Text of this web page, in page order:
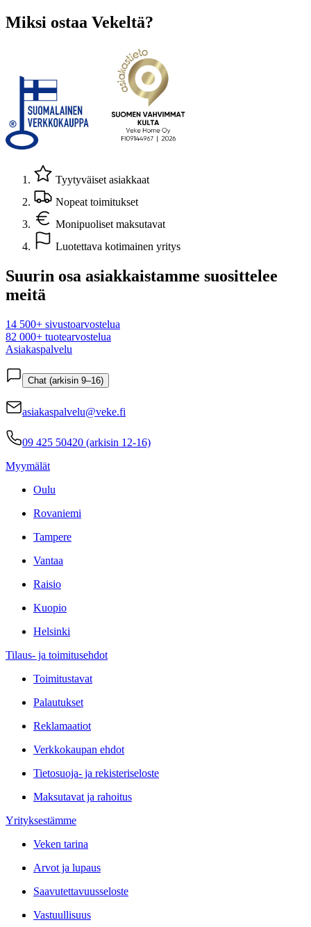
Miksi ostaa Vekeltä?
Tyytyväiset asiakkaat
Nopeat toimitukset
Monipuoliset maksutavat
Luotettava kotimainen yritys
Suurin osa asiakkaistamme suosittelee
meitä
14 500+ sivustoarvostelua
82 000+ tuotearvostelua
Asiakaspalvelu
Chat (arkisin 9–16)
asiakaspalvelu@veke.fi
09 425 50420 (arkisin 12-16)
Myymälät
Oulu
Rovaniemi
Tampere
Vantaa
Raisio
Kuopio
Helsinki
Tilaus- ja toimitusehdot
Toimitustavat
Palautukset
Reklamaatiot
Verkkokaupan ehdot
Tietosuoja- ja rekisteriseloste
Maksutavat ja rahoitus
Yrityksestämme
Veken tarina
Arvot ja lupaus
Saavutettavuusseloste
Vastuullisuus